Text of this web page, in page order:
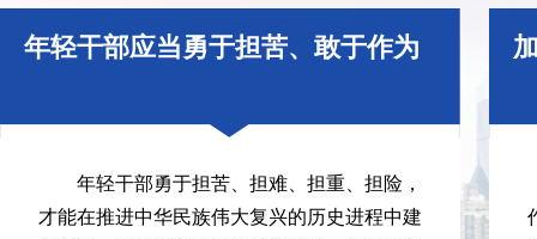
年轻干部应当勇于担苦、敢于作为
年轻干部勇于担苦、担难、担重、担险，
才能在推进中华民族伟大复兴的历史进程中建